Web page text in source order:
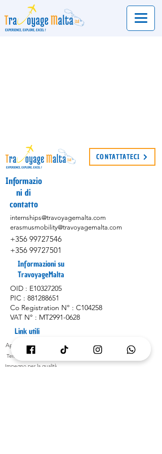
CONTATTATECI
Informazio
ni di
contatto
internships@travoyagemalta.com
erasmusmobility@travoyagemalta.com
+356 99727546
+356 99727501
Informazioni su
TravoyageMalta
OID : E10327205
PIC : 881288651
Co Registration N° : C104258
VAT N° : MT2991-0628
Link utili
Applicazione
Termini & Condizioni
Impegno per la qualità